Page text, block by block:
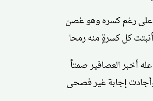
رغم كسره وهو غصن
أنبتت كل كسرةٍ منه رمحا
عله أخبر العصافير صمتاً
إجابة غير فصحى